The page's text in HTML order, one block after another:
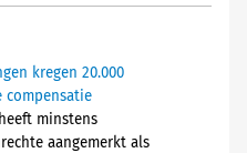
kregen 20.000
compensatie
minstens
aangemerkt als